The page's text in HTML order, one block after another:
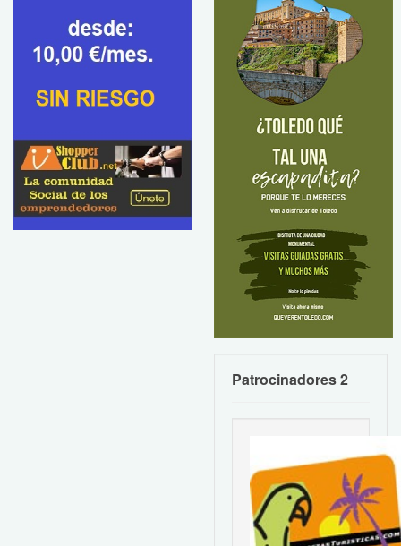
Patrocinadores 2